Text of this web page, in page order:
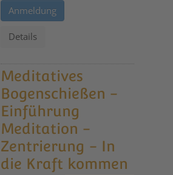
Anmeldung
Details
Meditatives
Bogenschießen -
Einführung
Meditation -
Zentrierung - In
die Kraft kommen